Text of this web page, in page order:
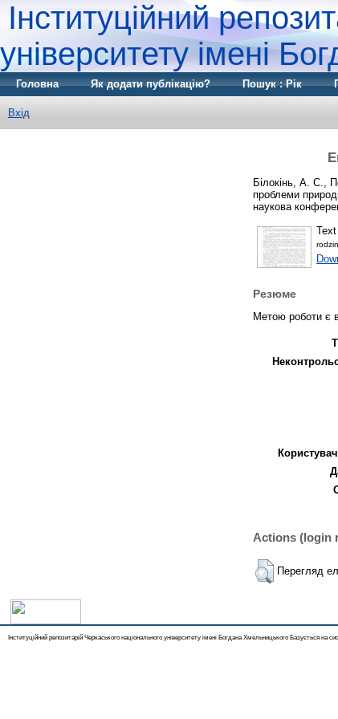
Інституційний
університету імені
Головна Як додати публікацію? Пошук : Рік
Вхід
Білокінь, А. C.
проблеми
наукова
Text
Резюме
Метою роботи є
Actions (login
Перегляд
Інституційний репозитарій Черкаського національного університету імені Богдана Хмельницького Базується на